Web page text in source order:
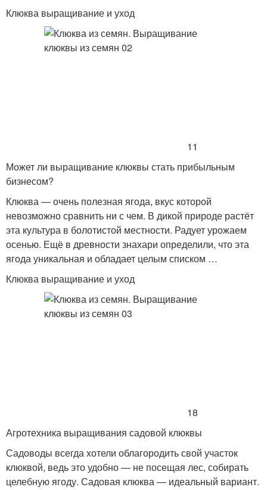
Клюква выращивание и уход
11
Может ли выращивание клюквы стать прибыльным
бизнесом?
Клюква — очень полезная ягода, вкус которой
невозможно сравнить ни с чем. В дикой природе растёт
эта культура в болотистой местности. Радует урожаем
осенью. Ещё в древности знахари определили, что эта
ягода уникальная и обладает целым списком …
Клюква выращивание и уход
18
Агротехника выращивания садовой клюквы
Садоводы всегда хотели облагородить свой участок
клюквой, ведь это удобно — не посещая лес, собирать
целебную ягоду. Садовая клюква — идеальный вариант.